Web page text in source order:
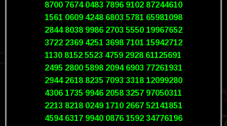
8700 7674 0483 7896 9102 87244610
1561 0609 4248 6803 5781 65981098
2844 8038 9986 2703 5550 19967652
3722 2369 4251 3698 7101 15942712
1130 8152 5523 4759 2928 61125691
2495 2800 5898 2094 6903 77261931
2944 2618 8235 7093 3318 12099280
4306 1735 9946 2058 3257 97050311
2213 8218 0249 1710 2667 52141851
4594 6317 9940 0876 1592 34776196